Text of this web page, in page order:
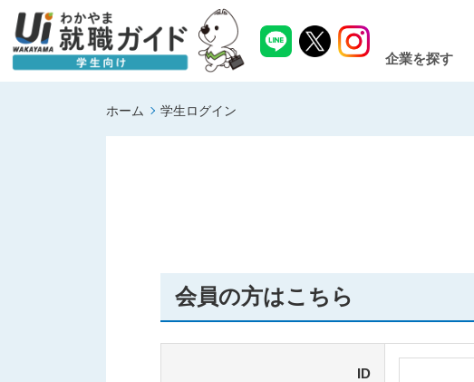
企業を探す
ホーム 学生ログイン
会員の方はこちら
ID